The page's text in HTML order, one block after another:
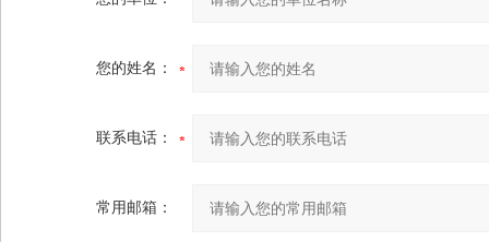
您的姓名：
联系电话：
常用邮箱：